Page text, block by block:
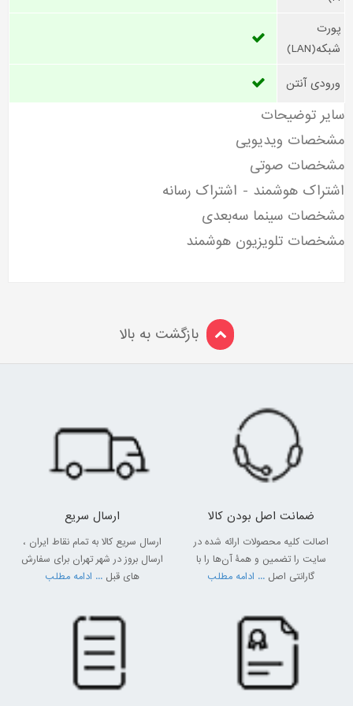
پورت
شبکه(LAN)
ورودی آنتن
سایر توضیحات
مشخصات ویدیویی
مشخصات صوتی
اشتراک هوشمند - اشتراک رسانه
مشخصات سینما سه‌بعدی
مشخصات تلویزیون هوشمند
بازگشت به بالا
ضمانت اصل بودن کالا
اصالت کلیه محصولات ارائه شده در
سایت را تضمین و همۀ آن‌ها را با
گارانتی اصل ... ادامه مطلب
ارسال سریع
ارسال سریع کالا به تمام نقاط ایران ،
ارسال بروز در شهر تهران برای سفارش
های قبل ... ادامه مطلب